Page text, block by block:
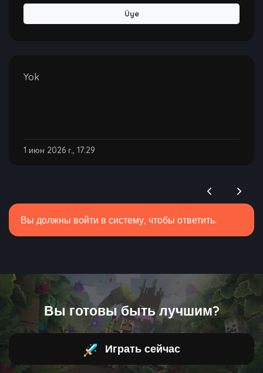
Üye
Yok
1 июн 2026 г., 17:29
Вы должны войти в систему, чтобы ответить.
Вы готовы быть лучшим?
Играть сейчас